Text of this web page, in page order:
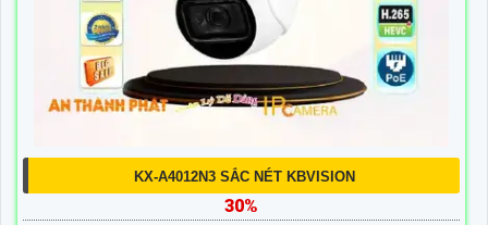
KX-A4012N3 SẮC NÉT KBVISION
30%